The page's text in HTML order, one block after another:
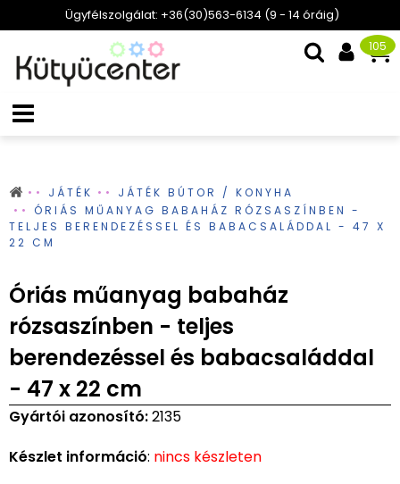
Ügyfélszolgálat: +36(30)563-6134 (9 - 14 óráig)
105
JÁTÉK
JÁTÉK BÚTOR / KONYHA
ÓRIÁS MŰANYAG BABAHÁZ RÓZSASZÍNBEN -
TELJES BERENDEZÉSSEL ÉS BABACSALÁDDAL - 47 X
22 CM
Óriás műanyag babaház
rózsaszínben - teljes
berendezéssel és babacsaláddal
- 47 x 22 cm
Gyártói azonosító:2135
Készlet információ: nincs készleten